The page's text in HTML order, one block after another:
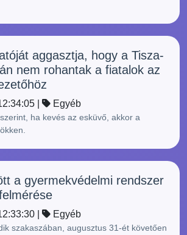
aggasztja, hogy a Tisza-
nem rohantak a fiatalok az
| Egyéb
ha kevés az esküvő, akkor a
a gyermekvédelmi rendszer
| Egyéb
szakaszában, augusztus 31-ét követően